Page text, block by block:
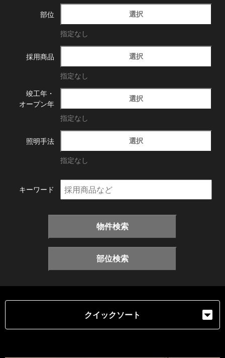
部位 選択
指定なし
採用商品 選択
指定なし
竣工年・
オープン年
選択
指定なし
照明手法 選択
指定なし
キーワード
物件検索
部位検索
クイックソート